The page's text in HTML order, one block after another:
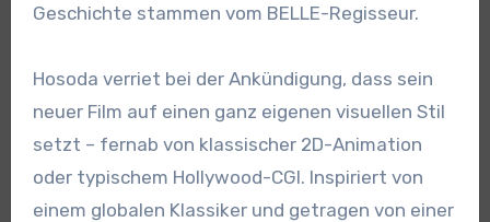
Geschichte stammen vom BELLE-Regisseur.
Hosoda verriet bei der Ankündigung, dass sein
neuer Film auf einen ganz eigenen visuellen Stil
setzt – fernab von klassischer 2D-Animation
oder typischem Hollywood-CGI. Inspiriert von
einem globalen Klassiker und getragen von einer